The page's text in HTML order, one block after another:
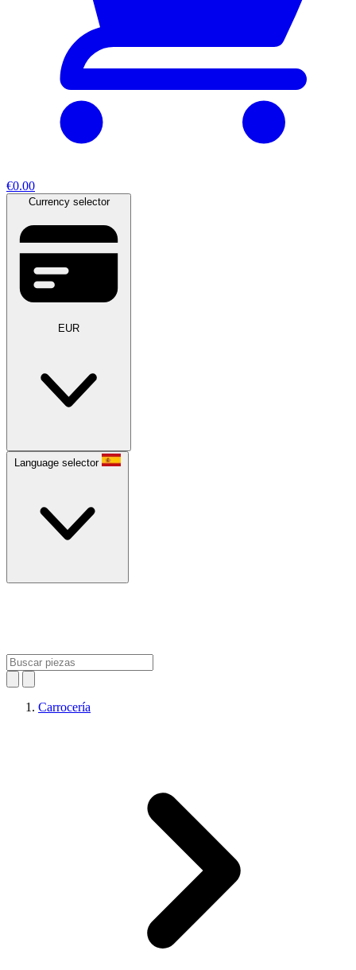
€0.00
Currency selector
EUR
Language selector
Carrocería